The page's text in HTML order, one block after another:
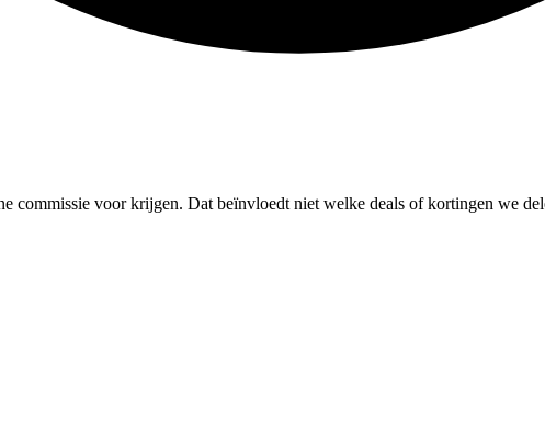
commissie voor krijgen. Dat beïnvloedt niet welke deals of kortingen we